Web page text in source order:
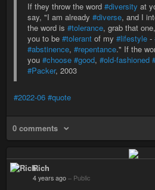
If they throw the word #diversity at
say, "I am already #diverse, and I
the word is #tolerance, grab that
you to be #tolerant of my #lifestyle -
#abstinence, #repentance." If the
you #choose #good, #old-fashioned
#Packer, 2003
#2022-06 #quote
0 comments
Rich
4 years ago – Public